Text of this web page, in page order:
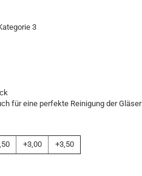
3
für eine perfekte Reinigung der Gläser
+3,00 +3,50